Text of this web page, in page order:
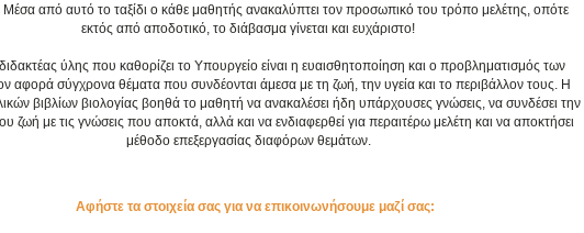
από αυτό το ταξίδι ο κάθε μαθητής ανακαλύπτει τον προσωπικό του τρόπο μελέτης, οπότε
εκτός από αποδοτικό, το διάβασμα γίνεται και ευχάριστο!
ύλης που καθορίζει το Υπουργείο είναι η ευαισθητοποίηση και ο προβληματισμός των
αφορά σύγχρονα θέματα που συνδέονται άμεσα με τη ζωή, την υγεία και το περιβάλλον τους. Η
βιβλίων βιολογίας βοηθά το μαθητή να ανακαλέσει ήδη υπάρχουσες γνώσεις, να συνδέσει την
ζωή με τις γνώσεις που αποκτά, αλλά και να ενδιαφερθεί για περαιτέρω μελέτη και να αποκτήσει
μέθοδο επεξεργασίας διαφόρων θεμάτων.
Αφήστε τα στοιχεία σας για να επικοινωνήσουμε μαζί σας: